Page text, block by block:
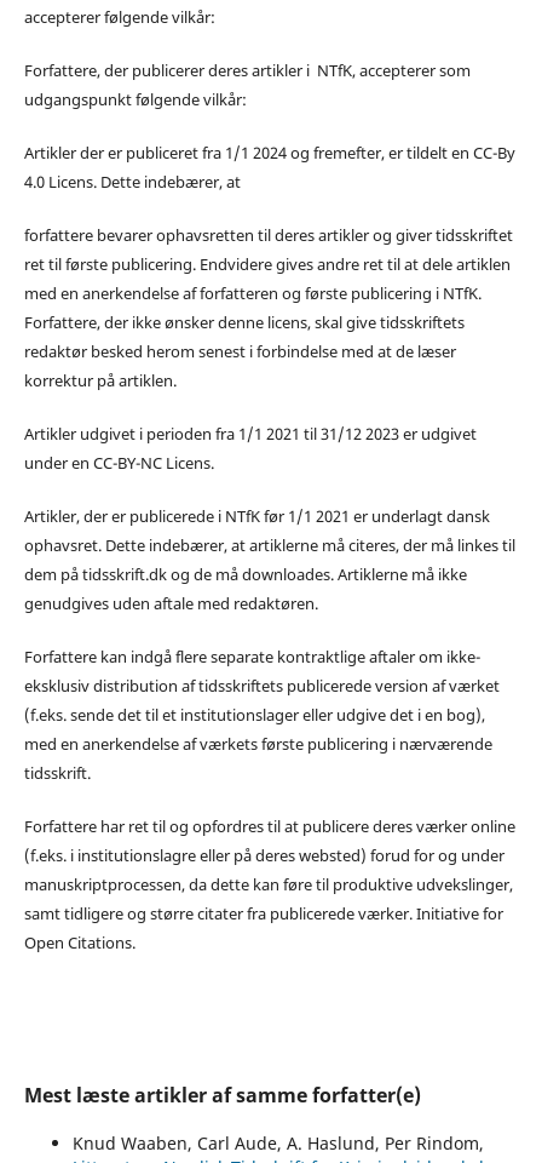
accepterer følgende vilkår:
Forfattere, der publicerer deres artikler i NTfK, accepterer som
udgangspunkt følgende vilkår:
Artikler der er publiceret fra 1/1 2024 og fremefter, er tildelt en CC-By
4.0 Licens. Dette indebærer, at
forfattere bevarer ophavsretten til deres artikler og giver tidsskriftet
ret til første publicering. Endvidere gives andre ret til at dele artiklen
med en anerkendelse af forfatteren og første publicering i NTfK.
Forfattere, der ikke ønsker denne licens, skal give tidsskriftets
redaktør besked herom senest i forbindelse med at de læser
korrektur på artiklen.
Artikler udgivet i perioden fra 1/1 2021 til 31/12 2023 er udgivet
under en CC-BY-NC Licens.
Artikler, der er publicerede i NTfK før 1/1 2021 er underlagt dansk
ophavsret. Dette indebærer, at artiklerne må citeres, der må linkes til
dem på tidsskrift.dk og de må downloades. Artiklerne må ikke
genudgives uden aftale med redaktøren.
Forfattere kan indgå flere separate kontraktlige aftaler om ikke-
eksklusiv distribution af tidsskriftets publicerede version af værket
(f.eks. sende det til et institutionslager eller udgive det i en bog),
med en anerkendelse af værkets første publicering i nærværende
tidsskrift.
Forfattere har ret til og opfordres til at publicere deres værker online
(f.eks. i institutionslagre eller på deres websted) forud for og under
manuskriptprocessen, da dette kan føre til produktive udvekslinger,
samt tidligere og større citater fra publicerede værker. Initiative for
Open Citations.
Mest læste artikler af samme forfatter(e)
Knud Waaben, Carl Aude, A. Haslund, Per Rindom,